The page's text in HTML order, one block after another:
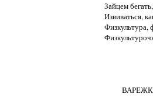
Зайцем
Извиваться,
Физкультура,